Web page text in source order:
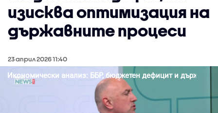
изисква оптимизация на
държавните процеси
23 април 2026 11:40